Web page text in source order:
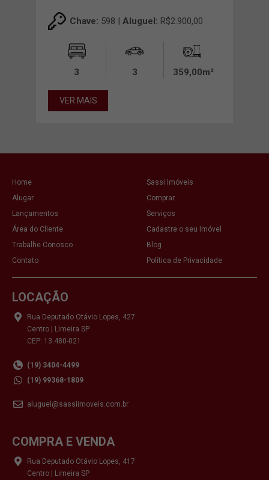
Chave: 598 | Aluguel: R$2.900,00
3 3 359,00m²
VER MAIS
Home
Sassi Imóveis
Alugar
Comprar
Lançamentos
Serviços
Área do Cliente
Cadastre o seu Imóvel
Trabalhe Conosco
Blog
Contato
Política de Privacidade
LOCAÇÃO
Rua Deputado Otávio Lopes, 427
Centro | Limeira SP
CEP: 13.480-021
(19) 3404-4499
(19) 99368-1809
aluguel@sassiimoveis.com.br
COMPRA E VENDA
Rua Deputado Otávio Lopes, 417
Centro | Limeira SP